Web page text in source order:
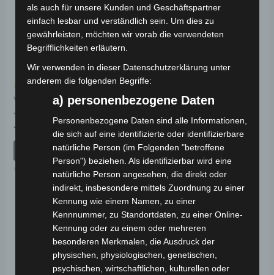
Kostenloser Versand
VB7 SCHLOSSSET
Bewertet
0
49,00
IN DEN WARENKORB
VB7
Kostenloser Versand
CARGO VOLT TÜRGRIFF
SCHLOSS
Bewertet
0
5
49,00€ *
IN DEN WARENKORB
CARGO VOLT
als auch für unsere Kunden und Geschäftspartner
einfach lesbar und verständlich sein. Um dies zu
gewährleisten, möchten wir vorab die verwendeten
Begrifflichkeiten erläutern.
Wir verwenden in dieser Datenschutzerklärung unter
anderem die folgenden Begriffe:
a) personenbezogene Daten
Personenbezogene Daten sind alle Informationen,
die sich auf eine identifizierte oder identifizierbare
natürliche Person (im Folgenden "betroffene
Person") beziehen. Als identifizierbar wird eine
natürliche Person angesehen, die direkt oder
indirekt, insbesondere mittels Zuordnung zu einer
Kennung wie einem Namen, zu einer
Kennnummer, zu Standortdaten, zu einer Online-
Kennung oder zu einem oder mehreren
besonderen Merkmalen, die Ausdruck der
physischen, physiologischen, genetischen,
psychischen, wirtschaftlichen, kulturellen oder